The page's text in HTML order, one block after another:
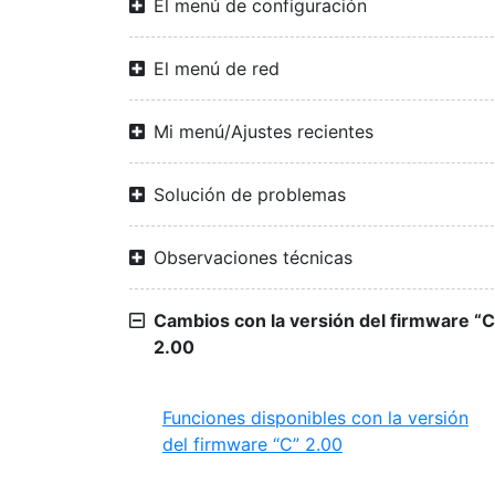
El menú de configuración
El menú de red
Mi menú/Ajustes recientes
Solución de problemas
Observaciones técnicas
Cambios con la versión del firmware
2.00
Funciones disponibles con la versión
del firmware “C” 2.00